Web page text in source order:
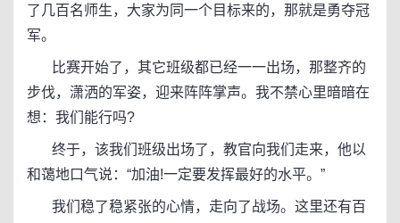
了几百名师生，大家为同一个目标来的，那就是勇夺冠
军。
比赛开始了，其它班级都已经一一出场，那整齐的
步伐，潇洒的军姿，迎来阵阵掌声。我不禁心里暗暗在
想：我们能行吗?
终于，该我们班级出场了，教官向我们走来，他以
和蔼地口气说：“加油!一定要发挥最好的水平。”
我们稳了稳紧张的心情，走向了战场。这里还有百